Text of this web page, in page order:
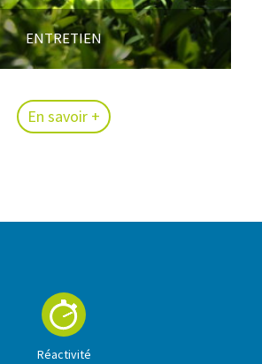
ENTRETIEN
En savoir +
Réactivité